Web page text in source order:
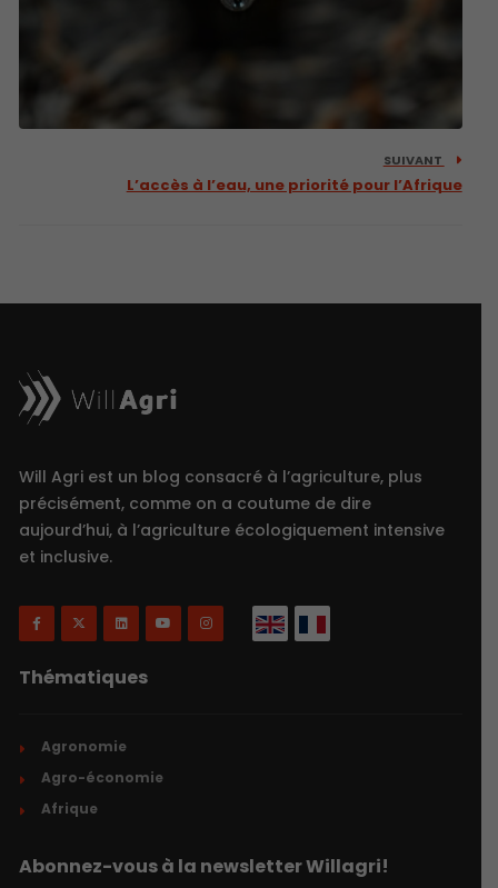
SUIVANT
L’accès à l’eau, une priorité pour l’Afrique
Will Agri est un blog consacré à l’agriculture, plus
précisément, comme on a coutume de dire
aujourd’hui, à l’agriculture écologiquement intensive
et inclusive.
Thématiques
Agronomie
Agro-économie
Afrique
Abonnez-vous à la newsletter Willagri!